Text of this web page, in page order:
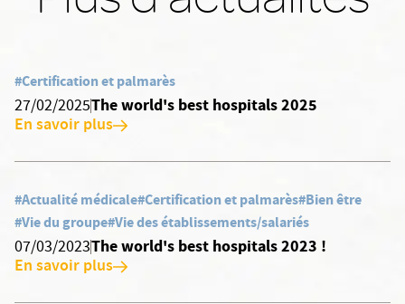
#Certification et palmarès
27/02/2025The world's best hospitals 2025
En savoir plus
#Actualité médicale#Certification et palmarès#Bien être
#Vie du groupe#Vie des établissements/salariés
07/03/2023The world's best hospitals 2023 !
En savoir plus